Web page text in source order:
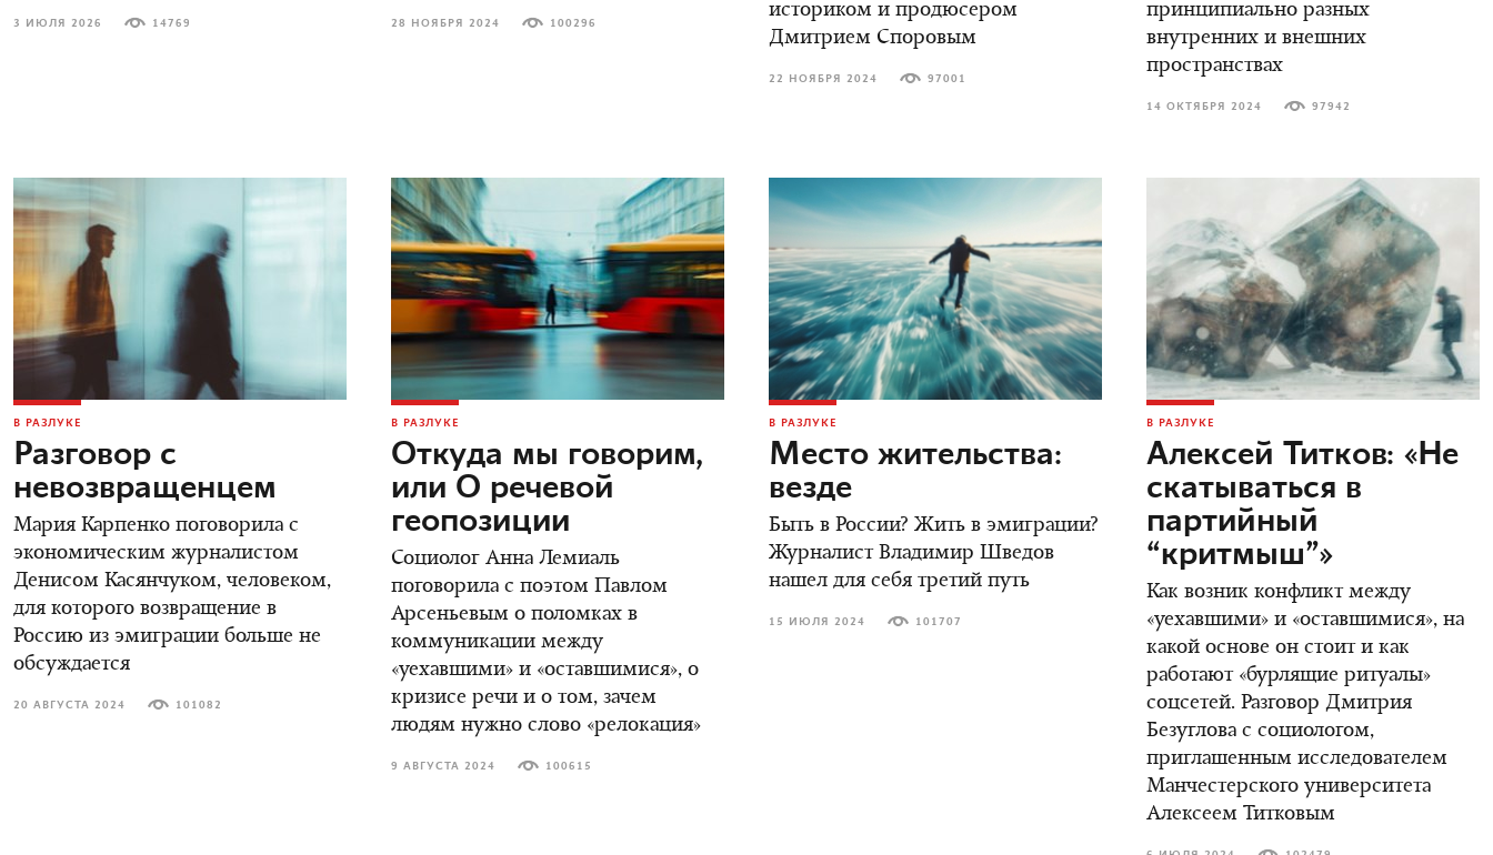
3 ИЮЛЯ 2026 14769 28 НОЯБРЯ 2024 100296
историком и продюсером
Дмитрием Споровым
22 НОЯБРЯ 2024 97001
принципиально разных
внутренних и внешних
пространствах
14 ОКТЯБРЯ 2024 97942
В РАЗЛУКЕ
Разговор с
невозвращенцем
Мария Карпенко поговорила с
экономическим журналистом
Денисом Касянчуком, человеком,
для которого возвращение в
Россию из эмиграции больше не
обсуждается
20 АВГУСТА 2024 101082
В РАЗЛУКЕ
Откуда мы говорим,
или О речевой
геопозиции
Социолог Анна Лемиаль
поговорила с поэтом Павлом
Арсеньевым о поломках в
коммуникации между
«уехавшими» и «оставшимися», о
кризисе речи и о том, зачем
людям нужно слово «релокация»
9 АВГУСТА 2024 100615
В РАЗЛУКЕ
Место жительства:
везде
Быть в России? Жить в эмиграции?
Журналист Владимир Шведов
нашел для себя третий путь
15 ИЮЛЯ 2024 101707
В РАЗЛУКЕ
Алексей Титков: «Не
скатываться в
партийный
“критмыш”»
Как возник конфликт между
«уехавшими» и «оставшимися», на
какой основе он стоит и как
работают «бурлящие ритуалы»
соцсетей. Разговор Дмитрия
Безуглова с социологом,
приглашенным исследователем
Манчестерского университета
Алексеем Титковым